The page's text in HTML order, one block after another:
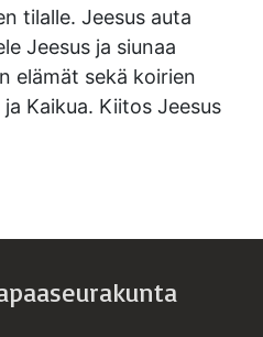
tilalle. Jeesus auta
Jeesus ja siunaa
elämät sekä koirien
Kaikua. Kiitos Jeesus